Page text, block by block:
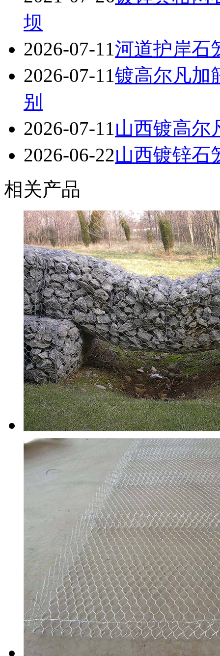
坝
2026-07-11河道护岸石
2026-07-11镀高尔凡加
别
2026-07-11山西镀高尔
2026-06-22山西镀锌石
相关产品